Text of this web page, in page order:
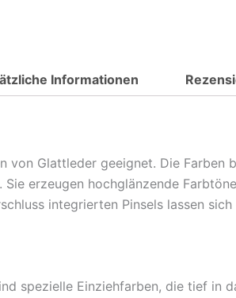
Informationen
von Glattleder geeignet. Die
Sie erzeugen hochglänzende
integrierten Pinsels lassen
spezielle Einziehfarben, die tief in